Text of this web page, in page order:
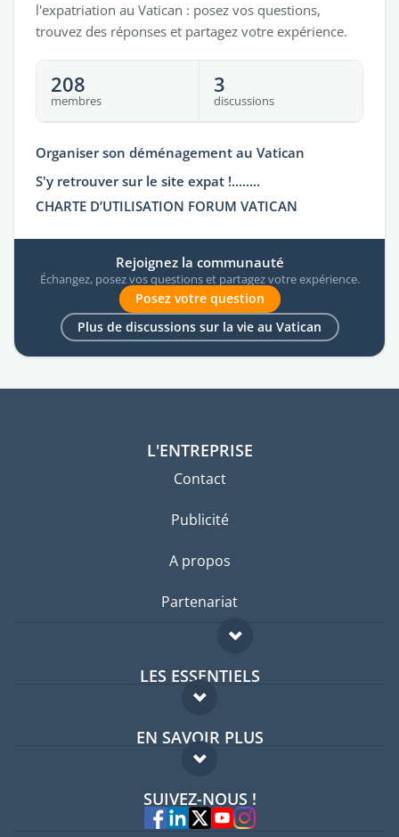
l'expatriation au Vatican : posez vos questions,
trouvez des réponses et partagez votre expérience.
208
membres
3
discussions
Organiser son déménagement au Vatican
S'y retrouver sur le site expat !........
CHARTE D’UTILISATION FORUM VATICAN
Rejoignez la communauté
Échangez, posez vos questions et partagez votre expérience.
Posez votre question
Plus de discussions sur la vie au Vatican
L'ENTREPRISE
Contact
Publicité
A propos
Partenariat
LES ESSENTIELS
Forum expatriés
Guides pays
EN SAVOIR PLUS
FAQ
Experts
SUIVEZ-NOUS !